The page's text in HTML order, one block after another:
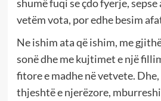
shumë fuqi se çdo fyerje,
vetëm vota, por edhe besim
Ne ishim ata që ishim, me
sonë dhe me kujtimet e një
fitore e madhe në vetvete.
thjeshtë e njerëzore,